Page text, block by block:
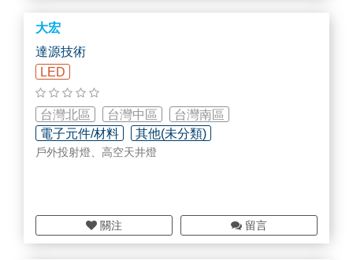
大宏
達源技術
LED
台灣北區 台灣中區
台灣南區
電子元件/材料
其他(未分類)
戶外投射燈、高空天井燈
關注 留言